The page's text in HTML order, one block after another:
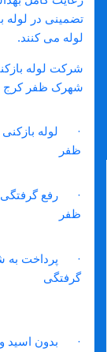
تضمینی در لوله
لوله می کنند.
شرکت لوله
شهرک ظفر کرج
· لوله
ظفر
· رفع گرفتگی
ظفر
· پرداخت به
گرفتگی
· بدون اسید و